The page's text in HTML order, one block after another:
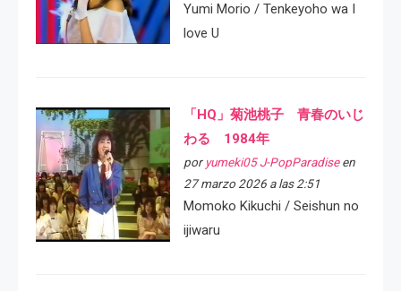
Yumi Morio / Tenkeyoho wa I
love U
「HQ」菊池桃子 青春のいじ
わる 1984年
por yumeki05 J-PopParadiseen
27 marzo 2026 a las 2:51
Momoko Kikuchi / Seishun no
ijiwaru